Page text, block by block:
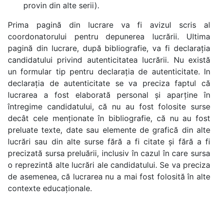
provin din alte serii).
Prima pagină din lucrare va fi avizul scris al
coordonatorului pentru depunerea lucrării. Ultima
pagină din lucrare, după bibliografie, va fi declarația
candidatului privind autenticitatea lucrării. Nu există
un formular tip pentru declarația de autenticitate. In
declarația de autenticitate se va preciza faptul că
lucrarea a fost elaborată personal și aparține în
întregime candidatului, că nu au fost folosite surse
decât cele menționate în bibliografie, că nu au fost
preluate texte, date sau elemente de grafică din alte
lucrări sau din alte surse fără a fi citate și fără a fi
precizată sursa preluării, inclusiv în cazul în care sursa
o reprezintă alte lucrări ale candidatului. Se va preciza
de asemenea, că lucrarea nu a mai fost folosită în alte
contexte educaționale.